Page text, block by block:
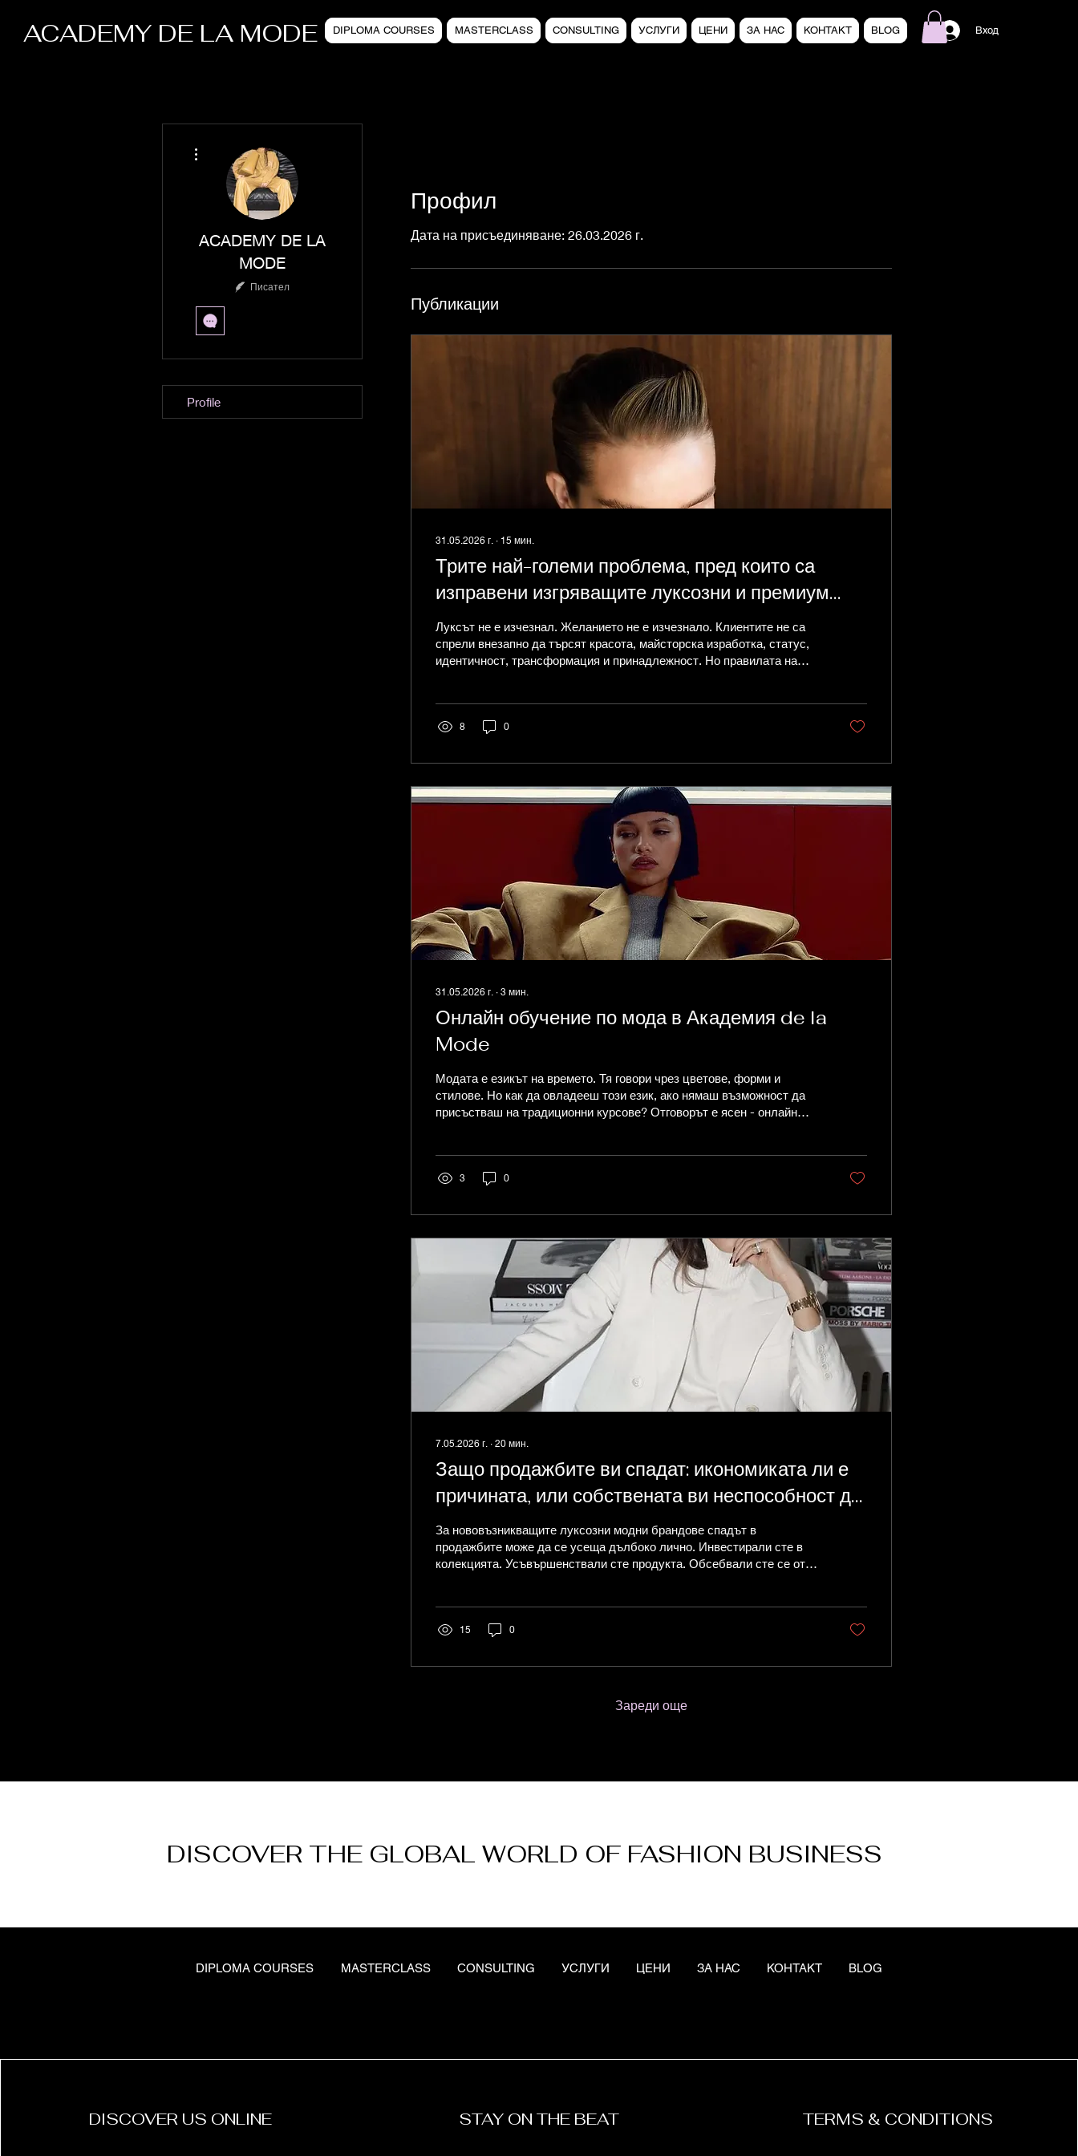
ACADEMY DE LA MODE DIPLOMA COURSES MASTERCLASS CONSULTING УСЛУГИ ЦЕНИ ЗА НАС КОНТАКТ BLOG Вход
Профил
Дата на присъединяване: 26.03.2026 г.
Публикации
31.05.2026 г. ∙ 15 мин.
Трите най-големи проблема, пред които са
изправени изгряващите луксозни и премиум
марки в момента
Луксът не е изчезнал. Желанието не е изчезнало. Клиентите не са
спрели внезапно да търсят красота, майсторска изработка, статус,
идентичност, трансформация и принадлежност. Но правилата на
придобиване на клиенти, вирусен потенциал в социалните мрежи,
8 0
31.05.2026 г. ∙ 3 мин.
Онлайн обучение по мода в Академия de la
Mode
Модата е езикът на времето. Тя говори чрез цветове, форми и
стилове. Но как да овладееш този език, ако нямаш възможност да
присъстваш на традиционни курсове? Отговорът е ясен - онлайн
ценно. Местоположението не трябва да бъде пречка. Онлайн
удобно...
3 0
7.05.2026 г. ∙ 20 мин.
Защо продажбите ви спадат: икономиката ли е
причината, или собствената ви неспособност да
маркетирате ефективно бранда си?
За нововъзникващите луксозни модни брандове спадът в
продажбите може да се усеща дълбоко лично. Инвестирали сте в
колекцията. Усъвършенствали сте продукта. Обсебвали сте се от
реклами, подарявали сте продукти на инфлуенсъри, участвали сте в
работили...
15 0
Зареди още
ACADEMY DE LA
MODE
Писател
Profile
DISCOVER THE GLOBAL WORLD OF FASHION BUSINESS
DIPLOMA COURSES MASTERCLASS CONSULTING УСЛУГИ ЦЕНИ ЗА НАС КОНТАКТ BLOG
DISCOVER US ONLINE STAY ON THE BEAT TERMS & CONDITIONS